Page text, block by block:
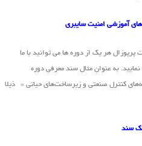
آموزشی امنیت سایبری
پرپوزال هر یک از دوره ها می توانید با ما
به عنوان مثال سند معرفی دوره
کنترل صنعتی و زیرساخت‌های حیاتی » ذیلا
سند